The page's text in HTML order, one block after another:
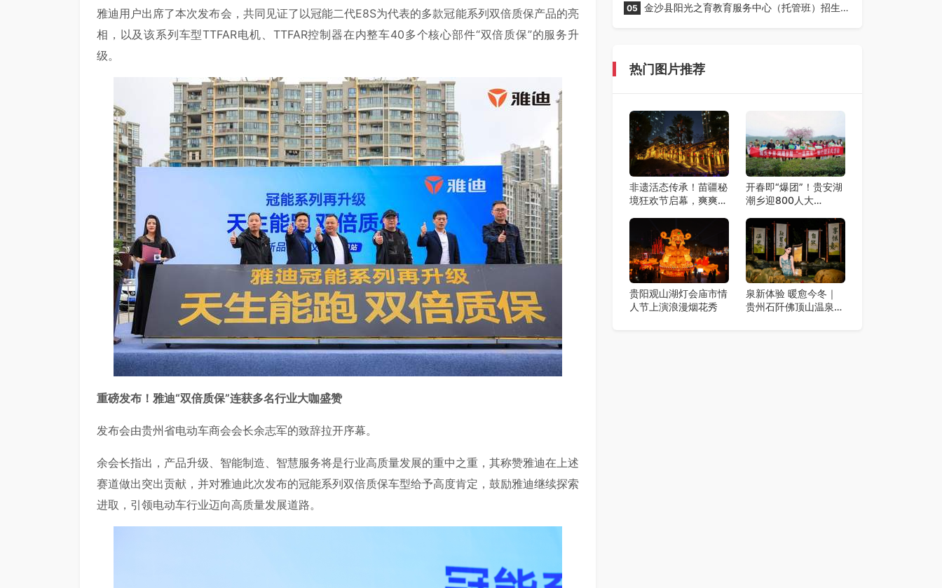
雅迪用户出席了本次发布会，共同见证了以冠能二代E8S为代表的多款冠能系列双倍质保产品的亮
相，以及该系列车型TTFAR电机、TTFAR控制器在内整车40多个核心部件“双倍质保”的服务升
级。
重磅发布！雅迪“双倍质保”连获多名行业大咖盛赞
发布会由贵州省电动车商会会长余志军的致辞拉开序幕。
余会长指出，产品升级、智能制造、智慧服务将是行业高质量发展的重中之重，其称赞雅迪在上述
赛道做出突出贡献，并对雅迪此次发布的冠能系列双倍质保车型给予高度肯定，鼓励雅迪继续探索
进取，引领电动车行业迈向高质量发展道路。
05 金沙县阳光之育教育服务中心（托管班）招生
热门图片推荐
非遗活态传承！苗疆秘
境狂欢节启幕，爽爽贵
开春即“爆团”！贵安湖
潮乡迎800人大
爆出圈
贵阳观山湖灯会庙市情
人节上演浪漫烟花秀
泉新体验 暖愈今冬｜
贵州石阡佛顶山温泉小